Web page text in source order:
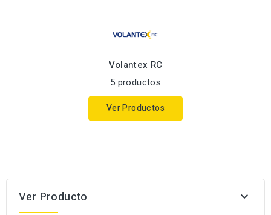
Volantex RC
5 productos
Ver Productos
Ver Producto 